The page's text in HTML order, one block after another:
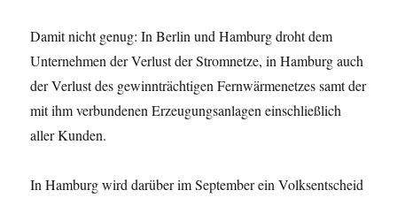
Damit nicht genug: In Berlin und Hamburg droht dem
Unternehmen der Verlust der Stromnetze, in Hamburg auch
der Verlust des gewinnträchtigen Fernwärmenetzes samt der
mit ihm verbundenen Erzeugungsanlagen einschließlich
aller Kunden.
In Hamburg wird darüber im September ein Volksentscheid